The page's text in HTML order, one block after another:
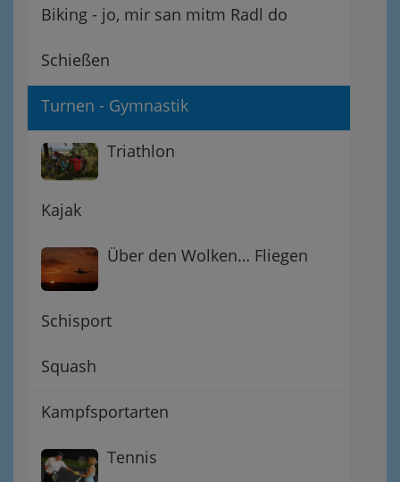
Biking - jo, mir san mitm Radl do
Schießen
Turnen - Gymnastik
Triathlon
Kajak
Über den Wolken… Fliegen
Schisport
Squash
Kampfsportarten
Tennis